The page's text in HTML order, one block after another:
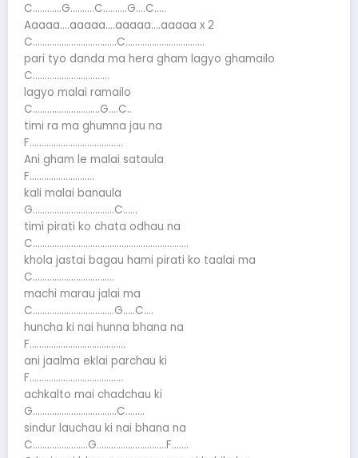
C…………G……….C……….G….C…..
Aaaaa….aaaaa….aaaaa….aaaaa x 2
C……………………………..C……………………………
pari tyo danda ma hera gham lagyo ghamailo
C…………………………..
lagyo malai ramailo
C……………………….G….C..
timi ra ma ghumna jau na
F…………………………………
Ani gham le malai sataula
F………………………
kali malai banaula
G…………………………….C……
timi pirati ko chata odhau na
C………………………………………………………..
khola jastai bagau hami pirati ko taalai ma
C…………………………….
machi marau jalai ma
C…………………………….G…..C….
huncha ki nai hunna bhana na
F………………………………….
ani jaalma eklai parchau ki
F…………………………………
achkalto mai chadchau ki
G……………………………..C……..
sindur lauchau ki nai bhana na
C…………………..G………………………..F…….